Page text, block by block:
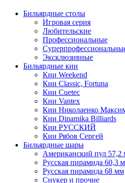
Бильярдные столы
Игровая серия
Любительские
Профессиональные
Эксклюзивные
Бильярдные кии
Кии Weekend
Кии Classic, Fortuna
Кии Cuetec
Кии Vantex
Кии Николаенко
Кии Dinamika Billiards
Кии РУССКИЙ
Кии Рябов Сергей
Бильярдные шары
Американский пул 57,2
Русская пирамида 60,3
Русская пирамида 68 мм
Снукер и прочие